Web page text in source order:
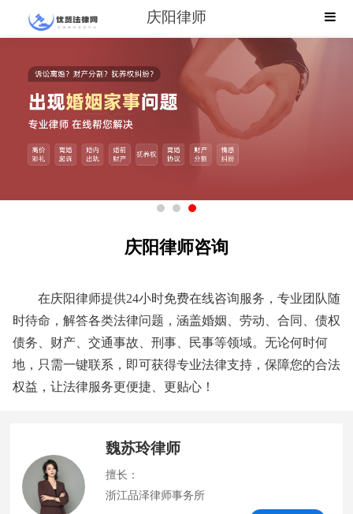
庆阳律师
庆阳律师咨询
在庆阳律师提供24小时免费在线咨询服务，专业团队随
时待命，解答各类法律问题，涵盖婚姻、劳动、合同、债权
债务、财产、交通事故、刑事、民事等领域。无论何时何
地，只需一键联系，即可获得专业法律支持，保障您的合法
权益，让法律服务更便捷、更贴心！
魏苏玲律师
擅长：
浙江品泽律师事务所